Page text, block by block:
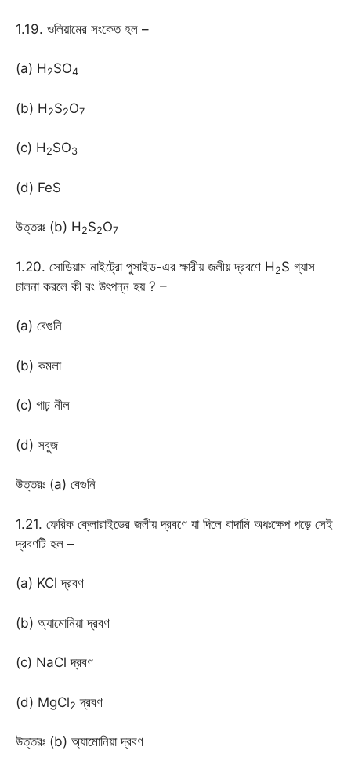
1.19. ওলিয়ামের সংকেত হল –
(a) H 2SO4
(b) H 2S2O7
(c) H 2SO3
(d) FeS
উত্তরঃ (b) H 2S2O7
1.20. সোডিয়াম নাইট্রো পুসাইড-এর ক্ষারীয় জলীয় দ্রবণে H 2S গ্যাস
চালনা করলে কী রং উৎপন্ন হয় ? –
(a) বেগুনি
(b) কমলা
(c) গাঢ় নীল
(d) সবুজ
উত্তরঃ (a) বেগুনি
1.21. ফেরিক ক্লোরাইডের জলীয় দ্রবণে যা দিলে বাদামি অধঃক্ষেপ পড়ে সেই
দ্রবণটি হল –
(a) KCl দ্রবণ
(b) অ্যামোনিয়া দ্রবণ
(c) NaCl দ্রবণ
(d) MgCl2 দ্রবণ
উত্তরঃ (b) অ্যামোনিয়া দ্রবণ